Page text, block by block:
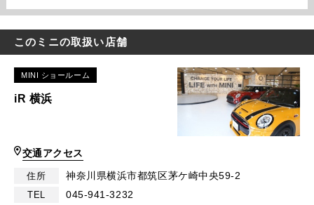
このミニの取扱い店舗
MINI ショールーム
iR 横浜
交通アクセス
住所 神奈川県横浜市都筑区茅ケ崎中央59-2
TEL 045-941-3232